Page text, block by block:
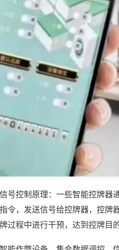
号控制原理：一些智能控牌器
令，发送信号给控牌器，控牌
过程中进行干预，达到控牌目的